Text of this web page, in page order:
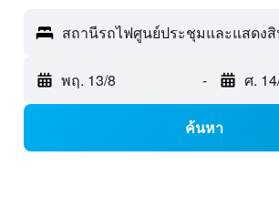
พฤ. 13/8 - ศ.
ค้นหา